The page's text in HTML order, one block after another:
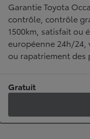
Garantie Toyota
contrôle, contrôle
1500km, satisfait ou
européenne 24h/24,
ou rapatriement des
Gratuit